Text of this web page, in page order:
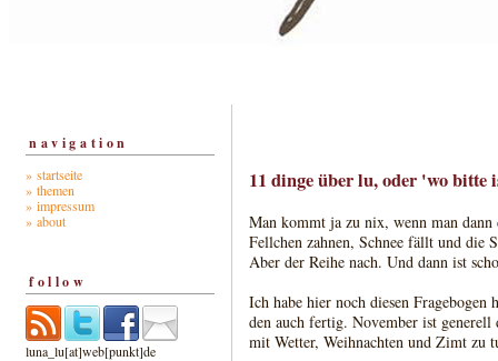
navigation
» startseite
» themen
» impressum
» about
follow
luna_lu[at]web[punkt]de
11 dinge über lu, oder 'wo bitte
Man kommt ja zu nix, wenn man
Fellchen zahnen, Schnee fällt und die
Aber der Reihe nach. Und dann ist
Ich habe hier noch diesen Fragebogen
den auch fertig. November ist
mit Wetter, Weihnachten und Zimt zu